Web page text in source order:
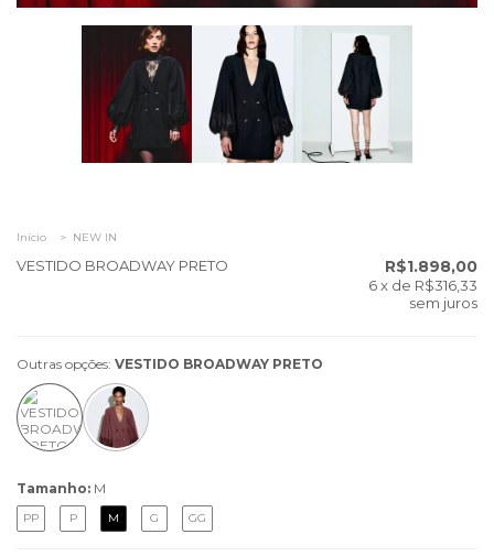
Início > NEW IN
VESTIDO BROADWAY PRETO R$1.898,00
6x de R$316,33
sem juros
Outras opções: VESTIDO BROADWAY PRETO
Tamanho: M
PP P M G GG